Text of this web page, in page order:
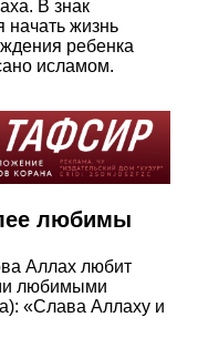
В знак
начать жизнь
ребенка
исламом.
любимы
Аллах любит
любимыми
«Слава Аллаху и